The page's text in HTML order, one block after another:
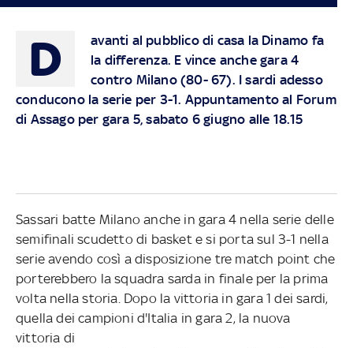
D
avanti al pubblico di casa la Dinamo fa
la differenza. E vince anche gara 4
contro Milano (80- 67). I sardi adesso
conducono la serie per 3-1. Appuntamento al Forum
di Assago per gara 5, sabato 6 giugno alle 18.15
Sassari batte Milano anche in gara 4 nella serie delle
semifinali scudetto di basket e si porta sul 3-1 nella
serie avendo così a disposizione tre match point che
porterebbero la squadra sarda in finale per la prima
volta nella storia. Dopo la vittoria in gara 1 dei sardi,
quella dei campioni d'Italia in gara 2, la nuova
vittoria di